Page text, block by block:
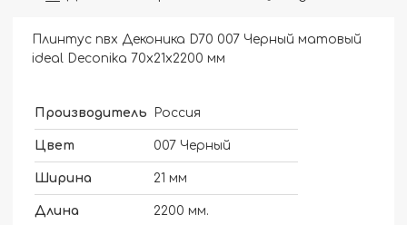
Плинтус пвх Деконика D70 007 Черный матовый
ideal Deconika 70х21х2200 мм
Производитель Россия
Цвет 007 Черный
Ширина 21 мм
Длина 2200 мм.